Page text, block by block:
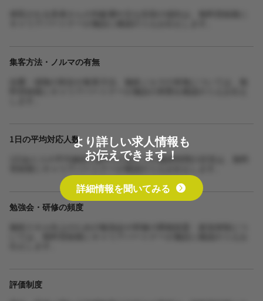
集客方法・ノルマの有無
1日の平均対応人数
1日あたりの平均施術人数や1人あたりの施術時間の目安は、無料
勉強会・研修の頻度
評価制度
より詳しい求人情報も
お伝えできます！
詳細情報を聞いてみる